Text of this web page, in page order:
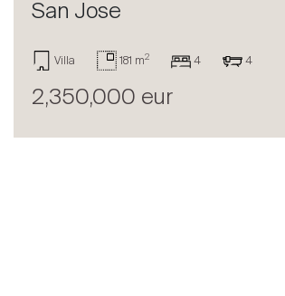
San Jose
Villa 181 m2 4 4
2,350,000 eur